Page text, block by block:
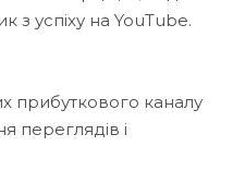
з успіху на YouTube.
прибуткового каналу
переглядів і